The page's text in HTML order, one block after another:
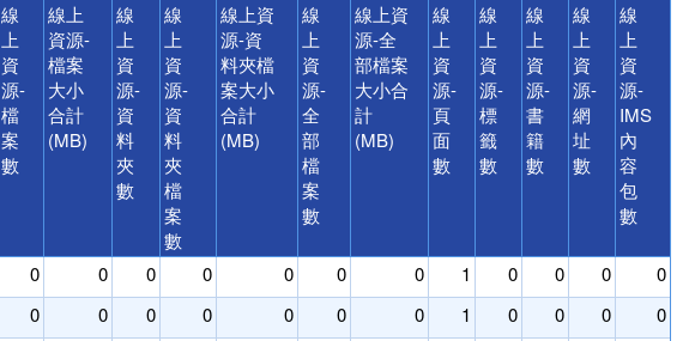
線
上
資
源-
檔
案
數
線上
資源-
檔案
大小
合計
(MB)
線
上
資
源-
資
料
夾
數
線
上
資
源-
資
料
夾
檔
案
數
線上資
源-資
料夾檔
案大小
合計
(MB)
線
上
資
源-
全
部
檔
案
數
線上資
源-全
部檔案
大小合
計
(MB)
線
上
資
源-
頁
面
數
線
上
資
源-
標
籤
數
線
上
資
源-
書
籍
數
線
上
資
源-
網
址
數
線
上
資
源-
IMS
內
容
包
數
0 0 0 0 0 0 0 1 0 0 0 0
0 0 0 0 0 0 0 1 0 0 0 0